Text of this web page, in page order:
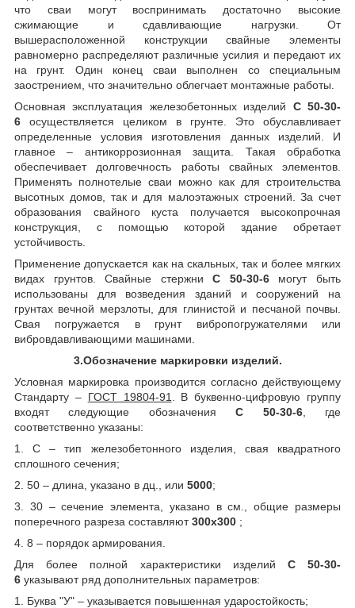
что сваи могут воспринимать достаточно высокие
сжимающие и сдавливающие нагрузки. От
вышерасположенной конструкции свайные элементы
равномерно распределяют различные усилия и передают их
на грунт. Один конец сваи выполнен со специальным
заострением, что значительно облегчает монтажные работы.
Основная эксплуатация железобетонных изделий С 50-30-
6 осуществляется целиком в грунте. Это обуславливает
определенные условия изготовления данных изделий. И
главное – антикоррозионная защита. Такая обработка
обеспечивает долговечность работы свайных элементов.
Применять полнотелые сваи можно как для строительства
высотных домов, так и для малоэтажных строений. За счет
образования свайного куста получается высокопрочная
конструкция, с помощью которой здание обретает
устойчивость.
Применение допускается как на скальных, так и более мягких
видах грунтов. Свайные стержниС 50-30-6могут быть
использованы для возведения зданий и сооружений на
грунтах вечной мерзлоты, для глинистой и песчаной почвы.
Свая погружается в грунт вибропогружателями или
вибровдавливающими машинами.
3.Обозначение маркировки изделий.
Условная маркировка производится согласно действующему
Стандарту – ГОСТ 19804-91
. В буквенно-цифровую группу
входят следующие обозначенияС 50-30-6, где
соответственно указаны:
1. С – тип железобетонного изделия, свая квадратного
сплошного сечения;
2. 50 – длина, указано в дц., или 5000;
3. 30 – сечение элемента, указано в см., общие размеры
поперечного разреза составляют300х300 ;
4. 8 – порядок армирования.
Для более полной характеристики изделий С 50-30-
6 указывают ряд дополнительных параметров:
1. Буква "У" – указывается повышенная ударостойкость;